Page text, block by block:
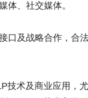
体、社交媒体。
口及战略合作，合
技术及商业应用，